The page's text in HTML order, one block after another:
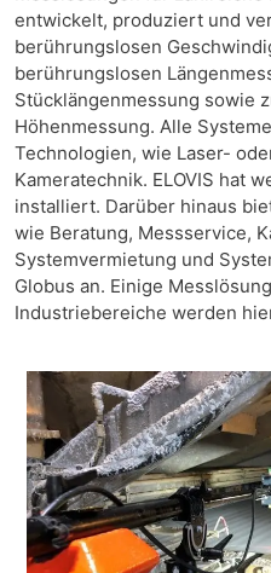
entwickelt, produziert und
berührungslosen
berührungslosen
Stücklängenmessung sowie
Höhenmessung. Alle
Technologien, wie Laser-
Kameratechnik. ELOVIS hat
installiert. Darüber hinaus
wie Beratung, Messservice,
Systemvermietung und
Globus an. Einige
Industriebereiche werden